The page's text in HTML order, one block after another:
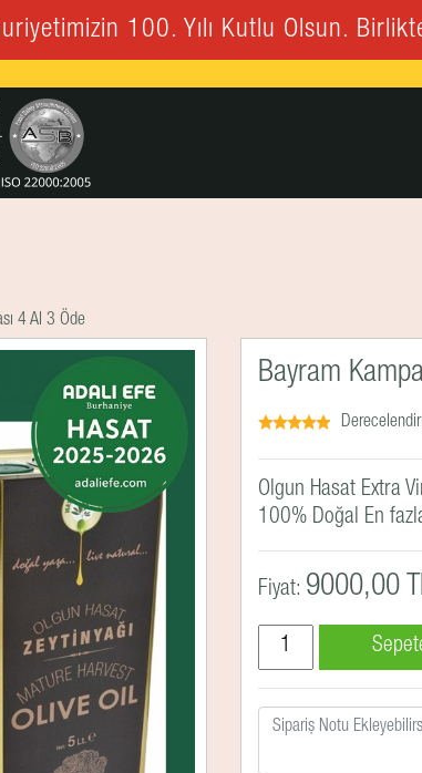
100. Yılı Kutlu Olsun.
4 Al 3 Öde
Bayram
Olgun Hasat Extra
100% Doğal En
Fiyat: 9000,00